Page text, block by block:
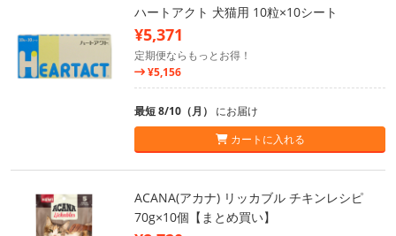
ハートアクト 犬猫用 10粒×10シート
¥5,371
定期便ならもっとお得！
¥5,156
最短 8/10（月） にお届け
カートに入れる
ACANA(アカナ) リッカブル チキンレシピ
70g×10個【まとめ買い】